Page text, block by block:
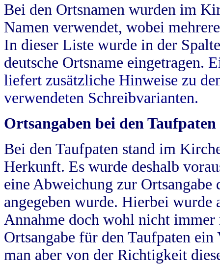
Bei den Ortsnamen wurden im
Namen verwendet, wobei
In dieser Liste wurde in der
deutsche Ortsname eingetragen.
liefert zusätzliche Hinweise zu
verwendeten Schreibvarianten.
Ortsangaben bei den Taufpaten
Bei den Taufpaten stand im
Herkunft. Es wurde deshalb
eine Abweichung zur
angegeben wurde. Hierbei wurde
Annahme doch wohl nicht
Ortsangabe für den Taufpaten
man aber von der Richtigkeit